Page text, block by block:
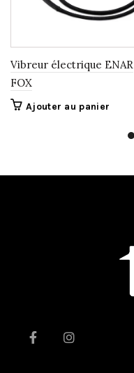
Vibreur électrique ENAR
FOX
Ajouter au panier